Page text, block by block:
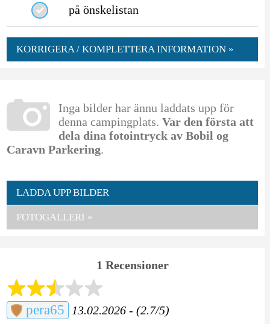
på önskelistan
KORRIGERA / KOMPLETTERA INFORMATION »
Inga bilder har ännu laddats upp för
denna campingplats. Var den första att
dela dina fotointryck av Bobil og
Caravn Parkering.
LADDA UPP BILDER
FOTOGALLERI »
1 Recensioner
pera65
13.02.2026 - (2.7/5)